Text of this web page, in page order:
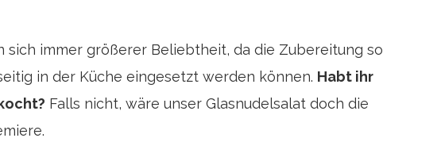
sich immer größerer Beliebtheit, da die Zubereitung so
in der Küche eingesetzt werden können. Habt ihr
Falls nicht, wäre unser Glasnudelsalat doch die